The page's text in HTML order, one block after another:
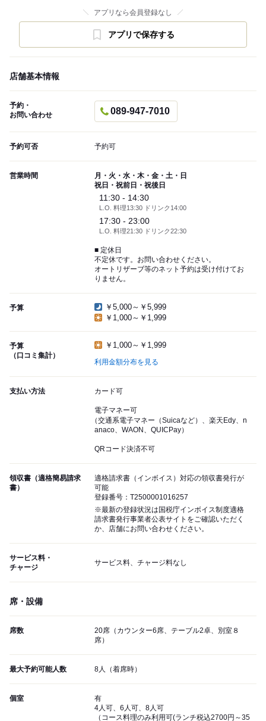
アプリなら会員登録なし
アプリで保存する
店舗基本情報
予約・
お問い合わせ
089-947-7010
予約可否 予約可
営業時間
月・火・水・木・金・土・日
祝日・祝前日・祝後日
11:30 - 14:30
L.O. 料理13:30 ドリンク14:00
17:30 - 23:00
L.O. 料理21:30 ドリンク22:30
■ 定休日
不定休です。お問い合わせください。
オートリザーブ等のネット予約は受け付けてお
りません。
予算
￥5,000～￥5,999
￥1,000～￥1,999
予算
（口コミ集計）
￥1,000～￥1,999
利用金額分布を見る
支払い方法 カード可
電子マネー可
（交通系電子マネー（Suicaなど）、楽天Edy、n
anaco、WAON、QUICPay）
QRコード決済不可
領収書（適格簡易請求
書）
適格請求書（インボイス）対応の領収書発行が
可能
登録番号：T2500001016257
※最新の登録状況は国税庁インボイス制度適格
請求書発行事業者公表サイトをご確認いただく
か、店舗にお問い合わせください。
サービス料・
チャージ
サービス料、チャージ料なし
席・設備
席数
20席（カウンター6席、テーブル2卓、別室８
席）
最大予約可能人数 8人（着席時）
個室
有
4人可、6人可、8人可
（コース料理のみ利用可(ランチ税込2700円～35